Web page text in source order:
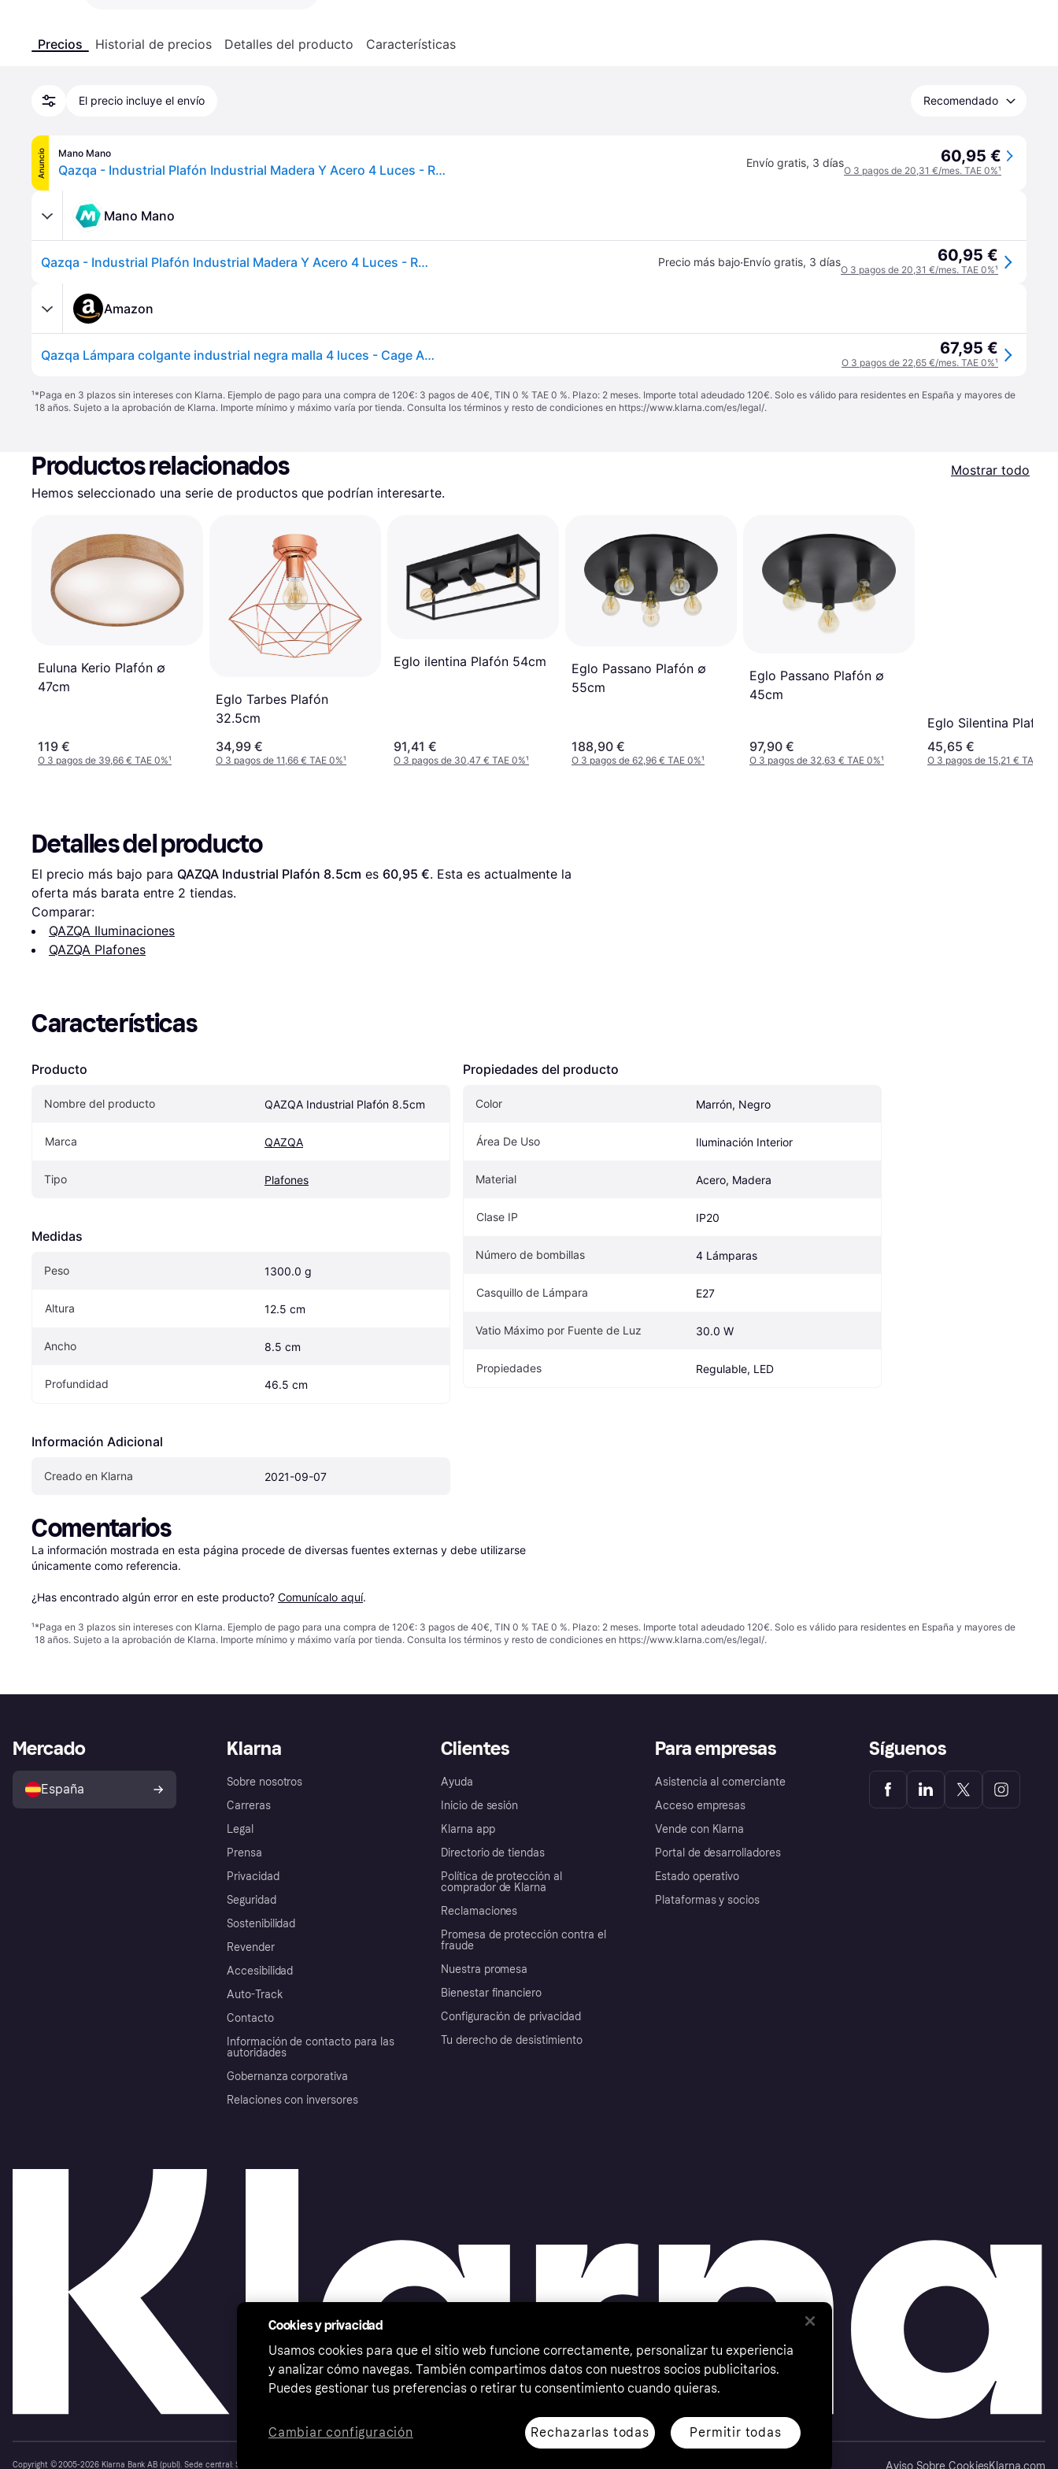
Precios Historial de precios Detalles del producto Características
El precio incluye el envío Recomendado
Anuncio Mano Mano
Qazqa - Industrial Plafón Industrial Madera Y Acero 4 Luces - Reena /acero Alargada Adecuado Para Led Max. 4 X 30 Watt Envío gratis, 3 días 60,95 €
O 3 pagos de 20,31 €/mes. TAE 0%¹
Mano Mano
Qazqa - Industrial Plafón Industrial Madera Y Acero 4 Luces - Reena /acero Alargada Adecuado Para Led Max. 4 X 30 Watt Precio más bajo·Envío gratis, 3 días 60,95 €
O 3 pagos de 20,31 €/mes. TAE 0%¹
Amazon
Qazqa Lámpara colgante industrial negra malla 4 luces - Cage Acero Rectangular Adecuado para LED Max. 4 x 40 Watt 67,95 €
O 3 pagos de 22,65 €/mes. TAE 0%¹
¹*Paga en 3 plazos sin intereses con Klarna. Ejemplo de pago para una compra de 120€: 3 pagos de 40€, TIN 0 % TAE 0 %. Plazo: 2 meses. Importe total adeudado 120€. Solo es válido para residentes en España y mayores de
18 años. Sujeto a la aprobación de Klarna. Importe mínimo y máximo varía por tienda. Consulta los términos y resto de condiciones en https://www.klarna.com/es/legal/.
Productos relacionados
Mostrar todo
Hemos seleccionado una serie de productos que podrían interesarte.
Euluna Kerio Plafón ∅
47cm
119 €
O 3 pagos de 39,66 € TAE 0%¹
Eglo Tarbes Plafón
32.5cm
34,99 €
O 3 pagos de 11,66 € TAE 0%¹
Eglo ilentina Plafón 54cm
91,41 €
O 3 pagos de 30,47 € TAE 0%¹
Eglo Passano Plafón ∅
55cm
188,90 €
O 3 pagos de 62,96 € TAE 0%¹
Eglo Passano Plafón ∅
45cm
97,90 €
O 3 pagos de 32,63 € TAE 0%¹
Eglo Silentina Plafón
45,65 €
O 3 pagos de 15,21 € TAE 0%
Detalles del producto
El precio más bajo para QAZQA Industrial Plafón 8.5cm es 60,95 €. Esta es actualmente la
oferta más barata entre 2 tiendas.
Comparar:
QAZQA Iluminaciones
QAZQA Plafones
Características
Producto
Nombre del producto QAZQA Industrial Plafón 8.5cm
Marca QAZQA
Tipo Plafones
Medidas
Peso 1300.0 g
Altura 12.5 cm
Ancho 8.5 cm
Profundidad 46.5 cm
Información Adicional
Creado en Klarna 2021-09-07
Propiedades del producto
Color Marrón, Negro
Área De Uso Iluminación Interior
Material Acero, Madera
Clase IP IP20
Número de bombillas 4 Lámparas
Casquillo de Lámpara E27
Vatio Máximo por Fuente de Luz 30.0 W
Propiedades Regulable, LED
Comentarios
La información mostrada en esta página procede de diversas fuentes externas y debe utilizarse
únicamente como referencia.
¿Has encontrado algún error en este producto? Comunícalo aquí.
¹*Paga en 3 plazos sin intereses con Klarna. Ejemplo de pago para una compra de 120€: 3 pagos de 40€, TIN 0 % TAE 0 %. Plazo: 2 meses. Importe total adeudado 120€. Solo es válido para residentes en España y mayores de
18 años. Sujeto a la aprobación de Klarna. Importe mínimo y máximo varía por tienda. Consulta los términos y resto de condiciones en https://www.klarna.com/es/legal/.
Klarna
Sobre nosotros
Carreras
Legal
Prensa
Privacidad
Seguridad
Sostenibilidad
Revender
Accesibilidad
Auto-Track
Contacto
Información de contacto para las
autoridades
Gobernanza corporativa
Relaciones con inversores
Clientes
Ayuda
Inicio de sesión
Klarna app
Directorio de tiendas
Política de protección al
comprador de Klarna
Reclamaciones
Promesa de protección contra el
fraude
Nuestra promesa
Bienestar financiero
Configuración de privacidad
Tu derecho de desistimiento
Para empresas
Asistencia al comerciante
Acceso empresas
Vende con Klarna
Portal de desarrolladores
Estado operativo
Plataformas y socios
Mercado
España
Síguenos
Copyright © 2005-2026 Klarna Bank AB (publ). Sede central: Stockholm, Sweden. Todos los derechos reservados. Klarna Bank AB (publ). Sveavägen 46,
Aviso Sobre CookiesKlarna.com
Cookies y privacidad
Usamos cookies para que el sitio web funcione correctamente, personalizar tu experiencia
y analizar cómo navegas. También compartimos datos con nuestros socios publicitarios.
Puedes gestionar tus preferencias o retirar tu consentimiento cuando quieras.
Rechazarlas todas Permitir todas
Cambiar configuración